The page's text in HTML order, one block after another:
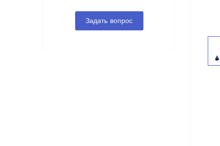
Задать вопрос